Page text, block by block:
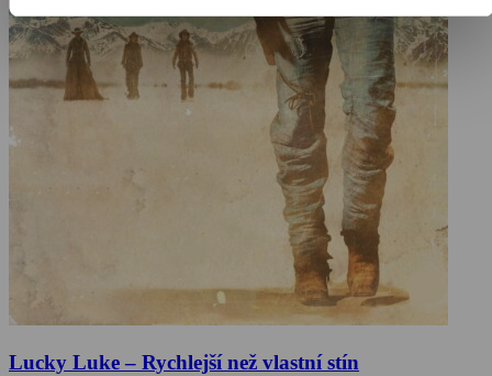
Lucky Luke – Rychlejší než vlastní stín